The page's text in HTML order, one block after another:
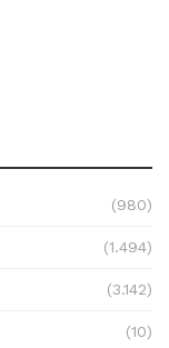
(980)
(1.494)
(3.142)
(10)